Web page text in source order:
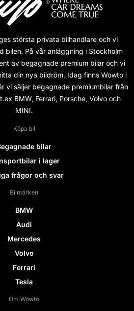
största privata bilhandlare och vi
bilen. På vår anläggning i Stockholm
av begagnade premium bilar och vi
din nya bildröm. Idag finns Wowto i
vi säljer begagnade premiumbilar från
BMW, Ferrari, Porsche, Volvo och
MINI.
Köpa bil
bilar
i lager
frågor och svar
Bilmärken
BMW
Audi
Mercedes
Volvo
Ferrari
Tesla
Om Wowto